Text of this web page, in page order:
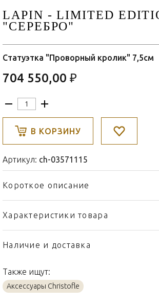
LAPIN - LIMITED
"СЕРЕБРО"
Статуэтка "Проворный кролик" 7,5см
704 550,00 ₽
В КОРЗИНУ
Артикул: ch-03571115
Короткое описание
Характеристики товара
Тип товара
Статуэтка
Бренд
Страна производителя
Материал
Наличие и доставка
Также ищут:
Аксессуары Christofle